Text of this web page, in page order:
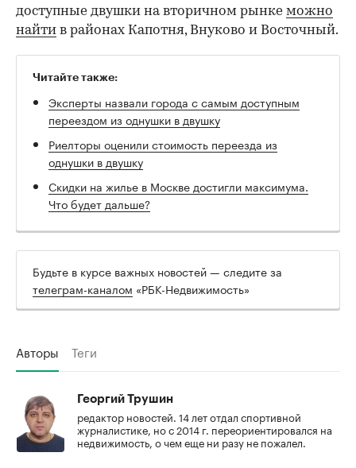
доступные двушки на вторичном рынке можно
найти в районах Капотня, Внуково и Восточный.
Читайте также:
Эксперты назвали города с самым доступным
переездом из однушки в двушку
Риелторы оценили стоимость переезда из
однушки в двушку
Скидки на жилье в Москве достигли максимума.
Что будет дальше?
Будьте в курсе важных новостей — следите за
телеграм-каналом «РБК-Недвижимость»
Авторы Теги
Георгий Трушин
редактор новостей. 14 лет отдал спортивной
журналистике, но с 2014 г. переориентировался на
недвижимость, о чем еще ни разу не пожалел.